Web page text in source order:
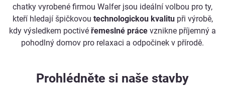
chatky vyrobené firmou Walfer jsou ideální volbou pro ty,
kteří hledají špičkovou technologickou kvalitupři výrobě,
kdy výsledkem poctivé řemeslné práce vznikne příjemný a
pohodlný domov pro relaxaci a odpočinek v přírodě.
Prohlédněte si naše stavby